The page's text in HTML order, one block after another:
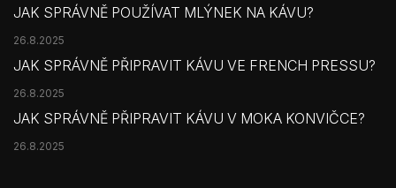
JAK SPRÁVNĚ POUŽÍVAT MLÝNEK NA KÁVU?
26.8.2025
JAK SPRÁVNĚ PŘIPRAVIT KÁVU VE FRENCH PRESSU?
26.8.2025
JAK SPRÁVNĚ PŘIPRAVIT KÁVU V MOKA KONVIČCE?
26.8.2025